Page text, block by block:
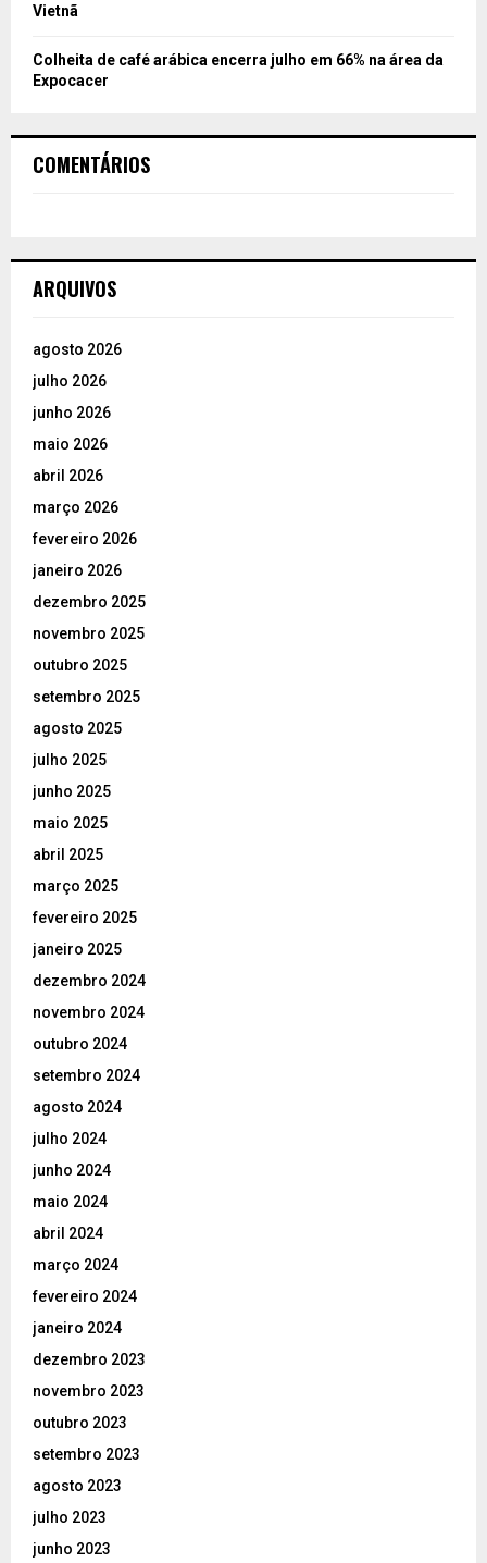
Vietnã
Colheita de café arábica encerra julho em 66% na área da
Expocacer
COMENTÁRIOS
ARQUIVOS
agosto 2026
julho 2026
junho 2026
maio 2026
abril 2026
março 2026
fevereiro 2026
janeiro 2026
dezembro 2025
novembro 2025
outubro 2025
setembro 2025
agosto 2025
julho 2025
junho 2025
maio 2025
abril 2025
março 2025
fevereiro 2025
janeiro 2025
dezembro 2024
novembro 2024
outubro 2024
setembro 2024
agosto 2024
julho 2024
junho 2024
maio 2024
abril 2024
março 2024
fevereiro 2024
janeiro 2024
dezembro 2023
novembro 2023
outubro 2023
setembro 2023
agosto 2023
julho 2023
junho 2023